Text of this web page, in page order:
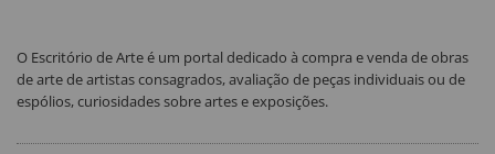
O Escritório de Arte é um portal dedicado à compra e venda de obras
de arte de artistas consagrados, avaliação de peças individuais ou de
espólios, curiosidades sobre artes e exposições.